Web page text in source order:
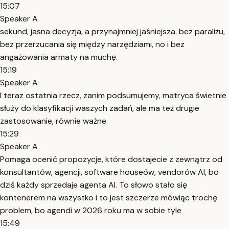
15:07
Speaker A
sekund, jasna decyzja, a przynajmniej jaśniejsza. bez paraliżu,
bez przerzucania się między narzędziami, no i bez
angażowania armaty na muchę.
15:19
Speaker A
I teraz ostatnia rzecz, zanim podsumujemy, matryca świetnie
służy do klasyfikacji waszych zadań, ale ma też drugie
zastosowanie, równie ważne.
15:29
Speaker A
Pomaga ocenić propozycje, które dostajecie z zewnątrz od
konsultantów, agencji, software houseów, vendorów AI, bo
dziś każdy sprzedaje agenta AI. To słowo stało się
kontenerem na wszystko i to jest szczerze mówiąc trochę
problem, bo agendi w 2026 roku ma w sobie tyle
15:49